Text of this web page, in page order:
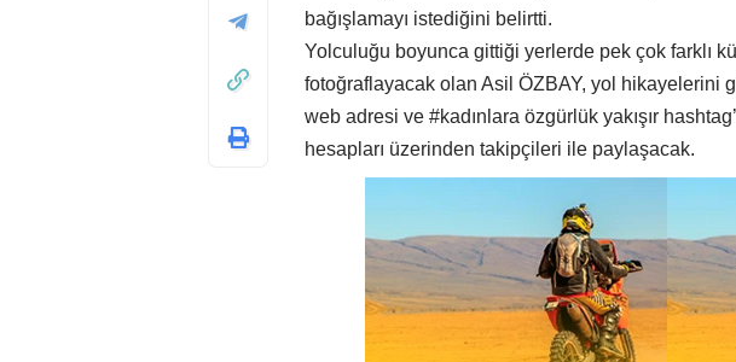
bağışlamayı istediğini belirtti.
Yolculuğu boyunca gittiği yerlerde pek çok farklı
fotoğraflayacak olan Asil ÖZBAY, yol hikayelerini
web adresi ve #kadınlara özgürlük yakışır
hesapları üzerinden takipçileri ile paylaşacak.